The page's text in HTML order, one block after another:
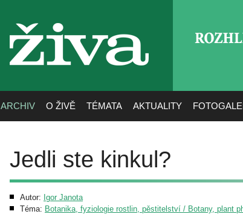
živa
ARCHIV O ŽIVĚ TÉMATA AKTUALITY
Jedli ste kinkul?
Autor: Igor Janota
Téma: Botanika, fyziologie rostlin, pěstitelství / Botany, plant